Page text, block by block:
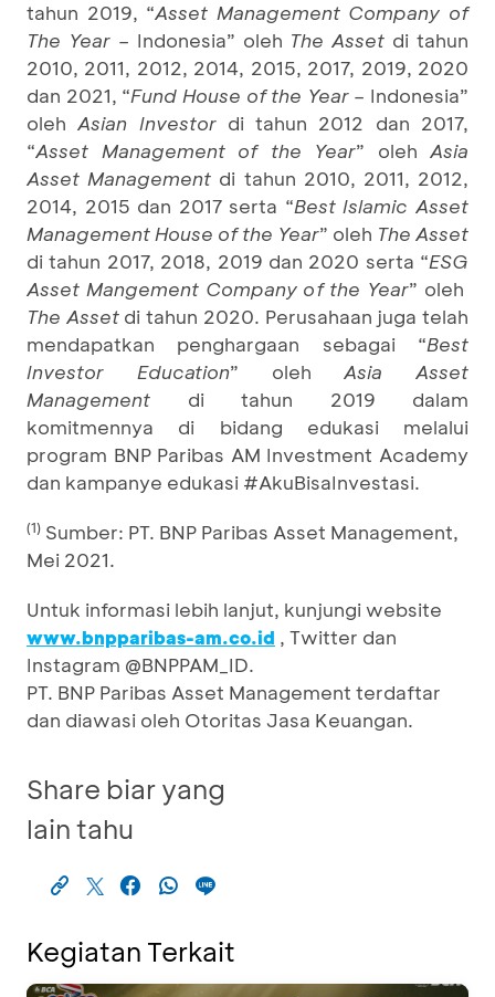
tahun 2019, “Asset Management Company of
The Year– Indonesia” oleh The Asset di tahun
2010, 2011, 2012, 2014, 2015, 2017, 2019, 2020
dan 2021, “Fund House of the Year– Indonesia”
olehAsian Investordi tahun 2012 dan 2017,
“Asset Management of the Year” oleh Asia
Asset Management di tahun 2010, 2011, 2012,
2014, 2015 dan 2017 serta “Best Islamic Asset
Management House of the Year” oleh The Asset
di tahun 2017, 2018, 2019 dan 2020 serta “ESG
Asset Mangement Company of the Year” oleh
The Assetdi tahun 2020. Perusahaan juga telah
mendapatkan penghargaan sebagai “Best
Investor Education” olehAsia Asset
Management di tahun 2019 dalam
komitmennya di bidang edukasi melalui
program BNP Paribas AM Investment Academy
dan kampanye edukasi #AkuBisaInvestasi.
(1) Sumber: PT. BNP Paribas Asset Management,
Mei 2021.
Untuk informasi lebih lanjut, kunjungi website
www.bnpparibas-am.co.id , Twitter dan
Instagram @BNPPAM_ID.
PT. BNP Paribas Asset Management terdaftar
dan diawasi oleh Otoritas Jasa Keuangan.
Share biar yang
lain tahu
Kegiatan Terkait